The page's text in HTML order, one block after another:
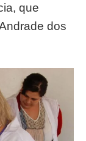
que
dos